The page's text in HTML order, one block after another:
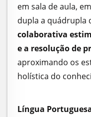
em sala de aula,
dupla a quádrupla
colaborativa
e a resolução de
aproximando os
holística do
Língua